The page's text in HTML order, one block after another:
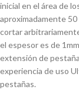
inicial en el área de
aproximadamente
cortar
el espesor es de
extensión de
experiencia de uso
pestañas.